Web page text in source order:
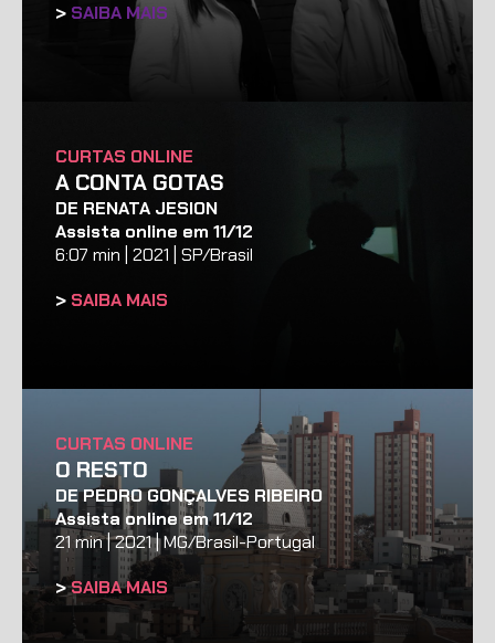
> SAIBA MAIS
CURTAS ONLINE
A CONTA GOTAS
DE RENATA JESION
Assista online em 11/12
6:07 min | 2021 | SP/Brasil
> SAIBA MAIS
CURTAS ONLINE
O RESTO
DE PEDRO GONÇALVES RIBEIRO
Assista online em 11/12
21 min | 2021 | MG/Brasil-Portugal
>SAIBA MAIS